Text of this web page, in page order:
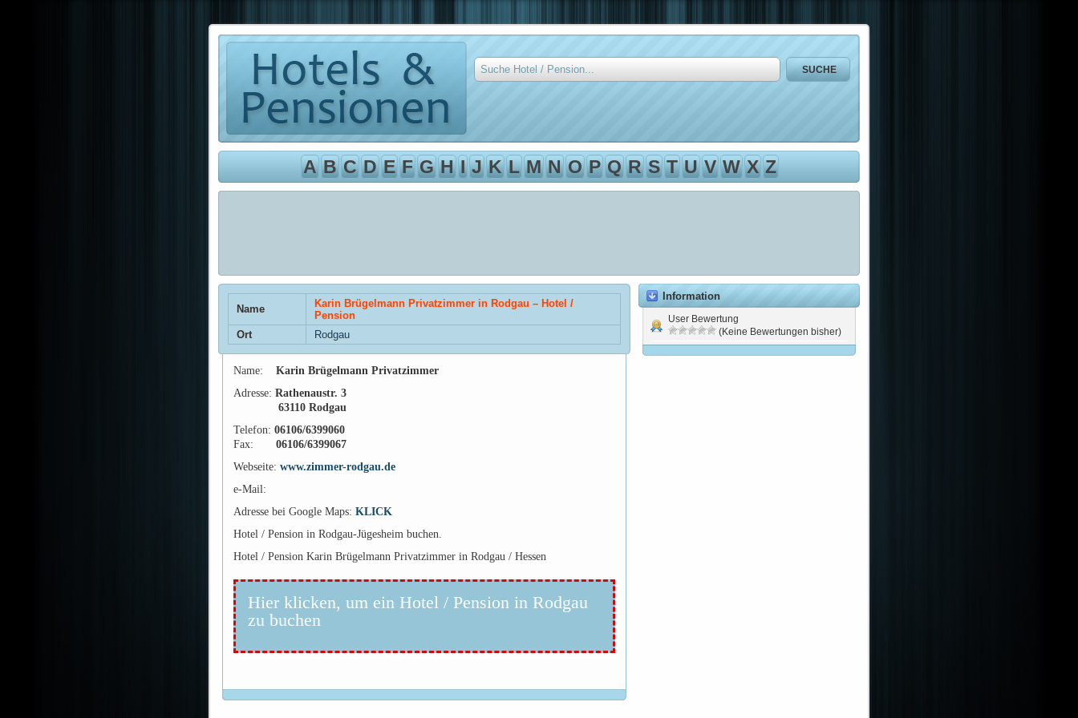
A B C D E F G H I J K L M N O P Q R S T U V W X Z
Name
Karin Brügelmann Privatzimmer in Rodgau – Hotel /
Pension
Ort
Rodgau
Name: Karin Brügelmann Privatzimmer
Adresse: Rathenaustr. 3
63110 Rodgau
Telefon: 06106/6399060
Fax: 06106/6399067
Webseite: www.zimmer-rodgau.de
e-Mail:
Adresse bei Google Maps: KLICK
Hotel / Pension in Rodgau-Jügesheim buchen.
Hotel / Pension Karin Brügelmann Privatzimmer in Rodgau / Hessen
Hier klicken, um ein Hotel / Pension in Rodgau
zu buchen
Information
User Bewertung
(Keine Bewertungen bisher)